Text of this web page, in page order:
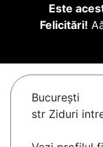
Este
Felicitări!
Bucureşti
str Ziduri